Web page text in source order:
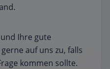
Ihre gute
auf uns zu, falls
kommen sollte.